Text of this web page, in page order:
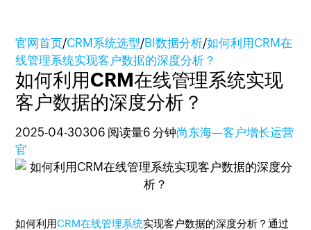
官网首页/CRM系统选型/BI数据分析/如何利用CRM在
线管理系统实现客户数据的深度分析？
如何利用CRM在线管理系统实现
客户数据的深度分析？
2025-04-30306 阅读量6 分钟尚东海—客户增长运营
官
如何利用CRM在线管理系统实现客户数据的深度分析？通过